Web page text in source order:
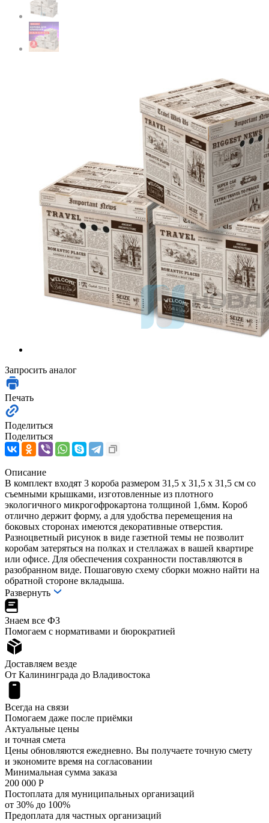
Запросить аналог
Печать
Поделиться
Поделиться
Описание
В комплект входят 3 короба размером 31,5 х 31,5 х 31,5 см со
съемными крышками, изготовленные из плотного
экологичного микрогофрокартона толщиной 1,6мм. Короб
отлично держит форму, а для удобства перемещения на
боковых сторонах имеются декоративные отверстия.
Разноцветный рисунок в виде газетной темы не позволит
коробам затеряться на полках и стеллажах в вашей квартире
или офисе. Для обеспечения сохранности поставляются в
разобранном виде. Пошаговую схему сборки можно найти на
обратной стороне вкладыша.
Развернуть
Знаем все ФЗ
Помогаем с нормативами и бюрократией
Доставляем везде
От Калининграда до Владивостока
Всегда на связи
Помогаем даже после приёмки
Актуальные цены
и точная смета
Цены обновляются ежедневно. Вы получаете точную смету
и экономите время на согласовании
Минимальная сумма заказа
200 000 Р
Постоплата для муниципальных организаций
от 30% до 100%
Предоплата для частных организаций